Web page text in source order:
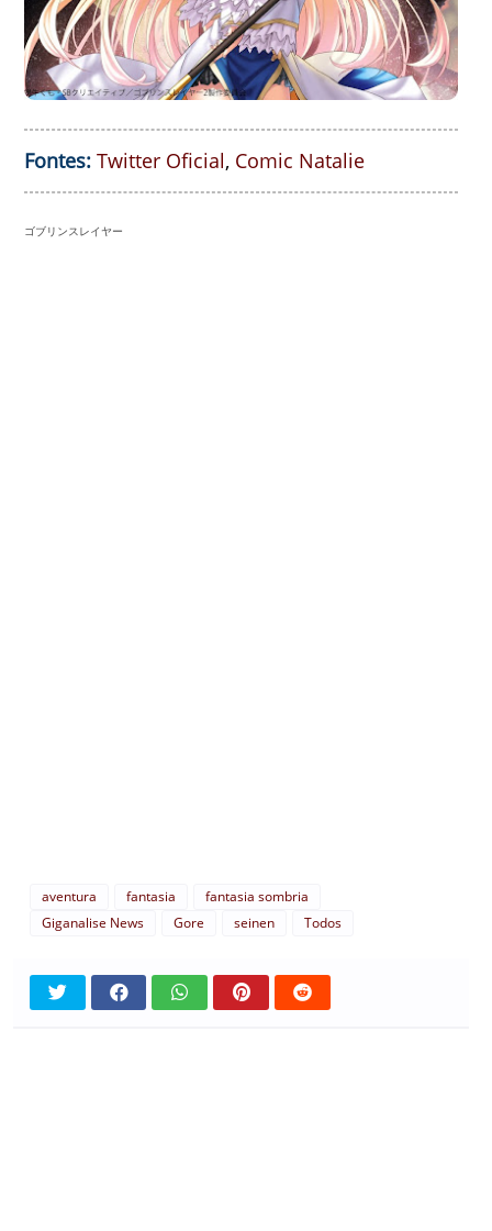
Fontes: Twitter Oficial, Comic Natalie
ゴブリンスレイヤー
aventura fantasia
fantasia sombria
Giganalise News
Gore seinen Todos